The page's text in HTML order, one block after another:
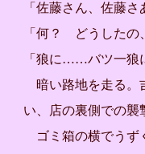
「佐藤さん、佐藤
「何？ どうしたの
「狼に……バツ一狼
暗い路地を走る。
い、店の裏側での襲
ゴミ箱の横でうず